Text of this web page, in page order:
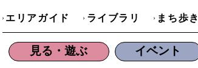
エリアガイド ライブラリ まち歩き
見る・遊ぶ イベント